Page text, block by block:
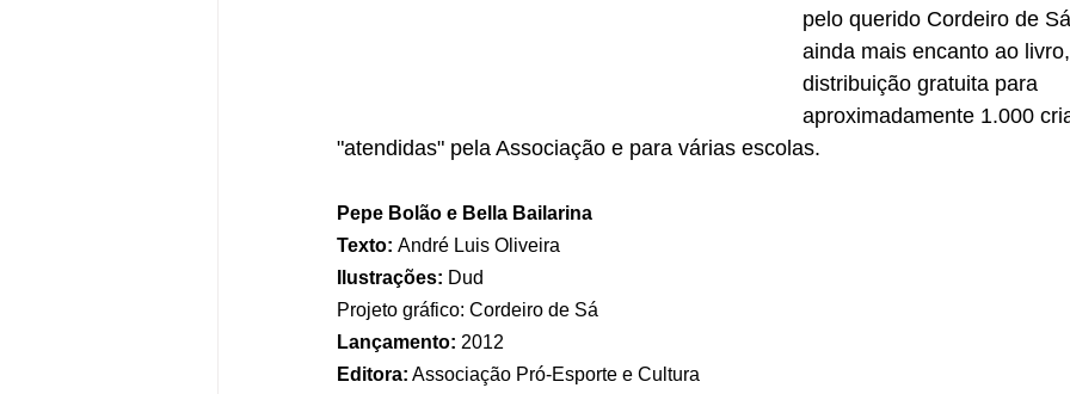
pelo querido Cordeiro de
ainda mais encanto ao
distribuição gratuita para
aproximadamente 1.000
"atendidas" pela Associação e para várias escolas.
Pepe Bolão e Bella Bailarina
Texto: André Luis Oliveira
Ilustrações: Dud
Projeto gráfico: Cordeiro de Sá
Lançamento: 2012
Editora: Associação Pró-Esporte e Cultura